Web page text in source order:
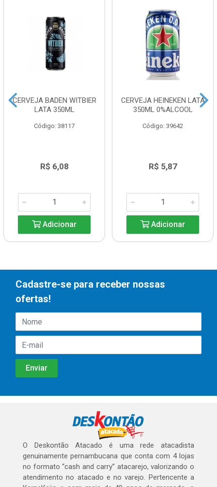
CERVEJA BADEN WITBIER
LATA 350ML
Código: 38117
R$ 6,08
Adicionar
CERVEJA HEINEKEN LATA
350ML 0%ALCOOL
Código: 39642
R$ 5,87
Adicionar
Cadastre-se para receber nossas
ofertas!
O Deskontão Atacado é uma rede atacadista
genuinamente pernambucana que conta com 4 lojas
no formato “cash and carry” atacarejo, valorizando o
atendimento no atacado e no varejo. Pertencente a